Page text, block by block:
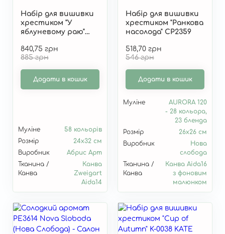
Набір для вишивки
хрестиком "У
яблуневому раю"
840,75 грн
885 грн
Додати в кошик
Муліне
58 кольорів
Розмір
24x32 см
Виробник
Абрис Арт
Тканина /
Канва
Канва
Zweigart
Aida14
Набір для вишивки
хрестиком "Ранкова
насолода" СР2359
518,70 грн
546 грн
Додати в кошик
Муліне
AURORA 120
- 28 кольора,
23 бленда
Розмір
26х26 см
Виробник
Нова
слобода
Тканина /
Канва
Канва Aida16
з фоновим
малюнком